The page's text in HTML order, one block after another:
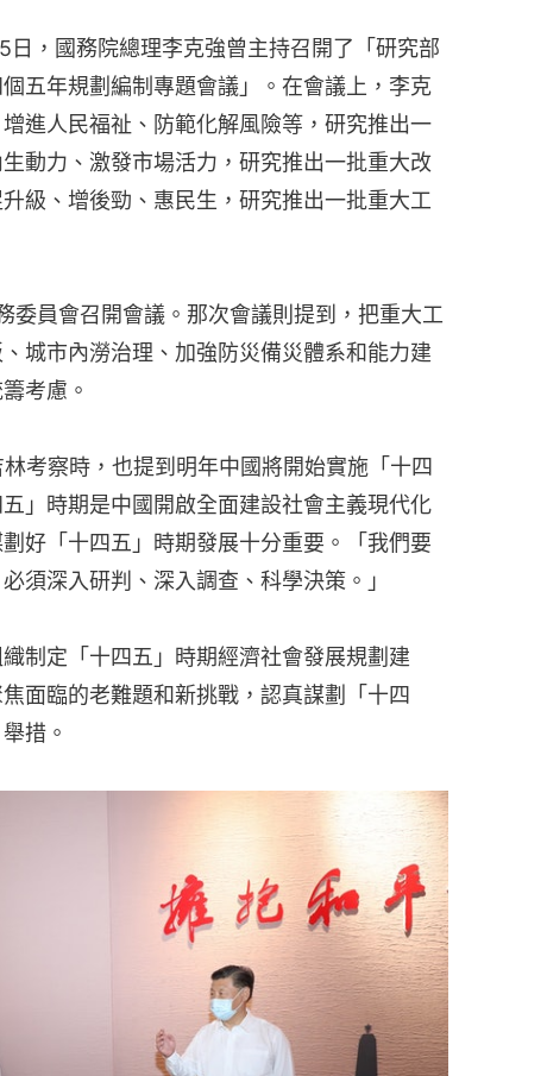
日，國務院總理李克強曾主持召開了「研究部
五年規劃編制專題會議」。在會議上，李克
進人民福祉、防範化解風險等，研究推出一
動力、激發市場活力，研究推出一批重大改
級、增後勁、惠民生，研究推出一批重大工
委員會召開會議。那次會議則提到，把重大工
城市內澇治理、加強防災備災體系和能力建
考慮。
考察時，也提到明年中國將開始實施「十四
」時期是中國開啟全面建設社會主義現代化
好「十四五」時期發展十分重要。「我們要
須深入研判、深入調查、科學決策。」
制定「十四五」時期經濟社會發展規劃建
面臨的老難題和新挑戰，認真謀劃「十四
措。